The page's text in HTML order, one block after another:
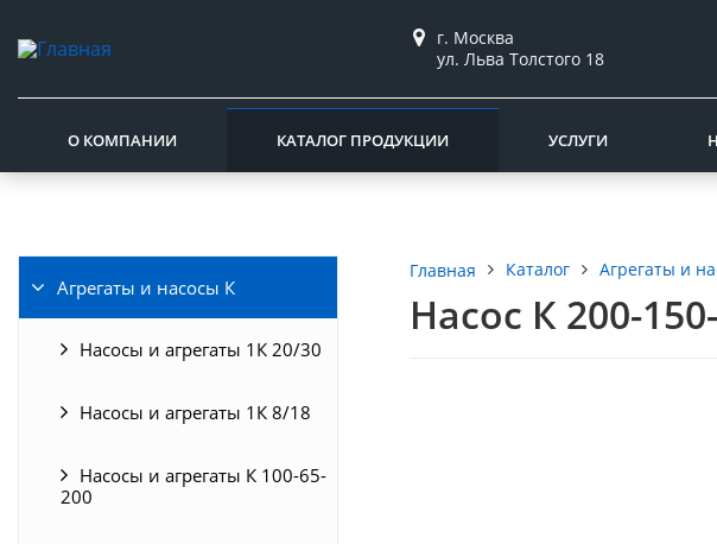
г. Москва
ул. Льва Толстого 18
О КОМПАНИИ КАТАЛОГ ПРОДУКЦИИ УСЛУГИ
Агрегаты и насосы К
Насосы и агрегаты 1К 20/30
Насосы и агрегаты 1К 8/18
Насосы и агрегаты К 100-65-
200
Главная Каталог Агрегаты и
Насос К 200-